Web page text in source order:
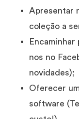
Apresentar
coleção a
Encaminhar
nos no
novidades);
Oferecer
software